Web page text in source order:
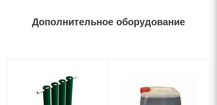
Дополнительное оборудование